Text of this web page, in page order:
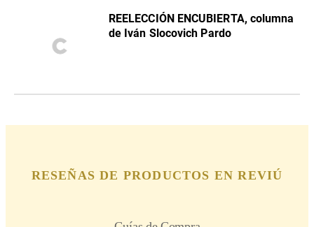
REELECCIÓN ENCUBIERTA, columna
de Iván Slocovich Pardo